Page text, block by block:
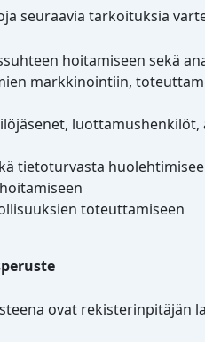
seuraavia tarkoituksia
hoitamiseen sekä
markkinointiin,
tietoturvasta
toteuttamiseen
ovat rekisterinpitäjän